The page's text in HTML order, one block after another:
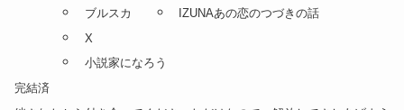
ブルスカ
X
小説家になろう
IZUNAあの恋のつづきの話
完結済